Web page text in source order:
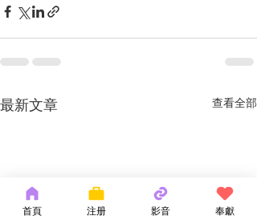
最新文章 查看全部
首頁 注册 影音 奉獻